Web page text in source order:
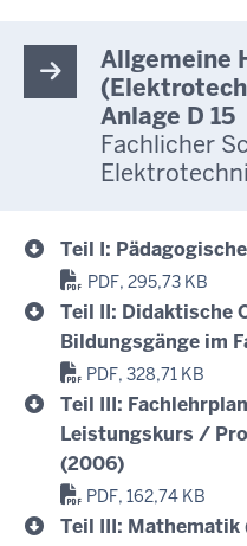
Allgemeine
Anlage D 15
Fachlicher
Teil I:
PDF, 295,73 KB
Teil II: Didaktische
Bildungsgänge im
PDF, 328,71 KB
Teil III:
Leistungskurs /
(2006)
PDF, 162,74 KB
Teil III: Mathematik